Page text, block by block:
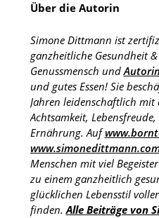
Über die Autorin
Simone Dittmann ist
ganzheitliche Gesundheit
Genussmensch undAutorin
und gutes Essen! Sie
Jahren leidenschaftlich mit
Achtsamkeit,
Ernährung. Auf
Menschen mit viel
zu einem ganzheitlich
glücklichen Lebensstil
finden.Alle Beiträge von